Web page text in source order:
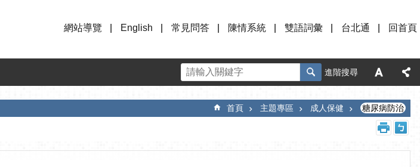
網站導覽
English 常見問答 陳情系統 雙語詞彙 台北通 回首頁
進階搜尋
首頁 主題專區 成人保健 糖尿病防治